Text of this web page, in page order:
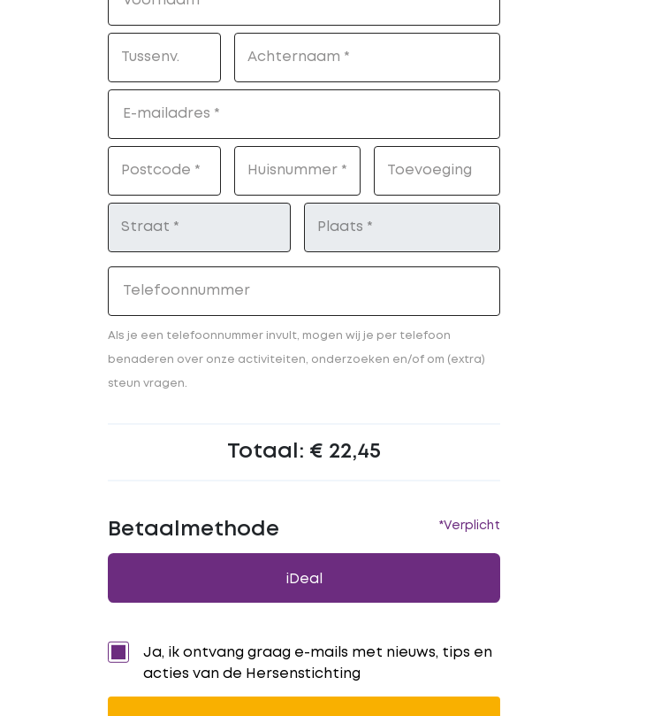
Tussenv. Achternaam
E-mailadres
Postcode Huisnummer , numeric only,Toevoeging
Straat Plaats
Telefoonnummer
Als je een telefoonnummer invult, mogen wij je per telefoon
benaderen over onze activiteiten, onderzoeken en/of om (extra)
steun vragen.
Totaal: € 22,45
Betaalmethode *Verplicht
iDeal
Ja, ik ontvang graag e-mails met nieuws, tips en
acties van de Hersenstichting